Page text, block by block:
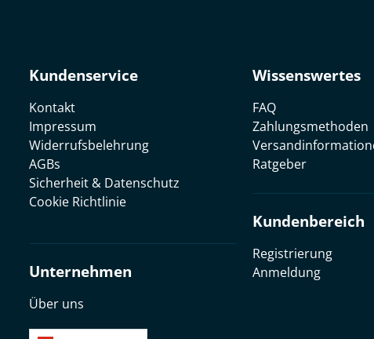
Kundenservice
Kontakt
Impressum
Widerrufsbelehrung
AGBs
Sicherheit & Datenschutz
Cookie Richtlinie
Unternehmen
Über uns
Wissenswertes
FAQ
Zahlungsmethoden
Ratgeber
Kundenbereich
Registrierung
Anmeldung